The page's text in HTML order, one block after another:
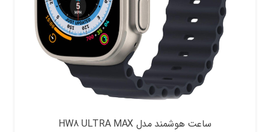
ساعت هوشمند مدل HW8 ULTRA MAX